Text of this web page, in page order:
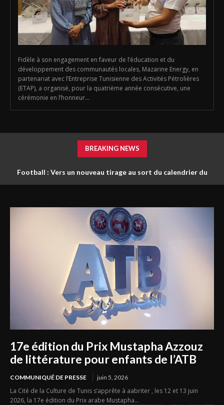
Fidèle à son engagement en faveur de l’éducation et du
développement des communautés locales, Mazarine Energy, en
partenariat avec l’Entreprise Tunisienne des Activités Pétrolières
(ETAP), a organisé, pour la quatrième année consécutive, une
cérémonie en l’honneur...
BREAKING NEWS
Football : Vers un nouveau tirage au sort du calendrier du
17e édition du Prix Mustapha Azzouz
de littérature pour enfants de l’ATB
COMMUNIQUÉ DE PRESSE juin 5, 2026
La Cité de la Culture de Tunis s’apprête à aabriter , les 12 et 13 juin
2026, la 17e édition du Prix arabe Mustapha...